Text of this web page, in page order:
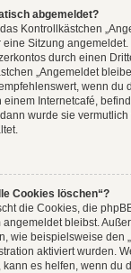
abgemeldet?
Kontrollkästchen
Sitzung
durch einen
„Angemeldet
wenn du
Internetcafé,
wurde sie
Cookies löschen“?
die Cookies, die
bleibst.
wie beispielsweise den
aktiviert wurden.
es helfen, wenn du